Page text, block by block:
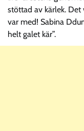
stöttad av kärlek. Det
var med! Sabina
helt galet kär”.